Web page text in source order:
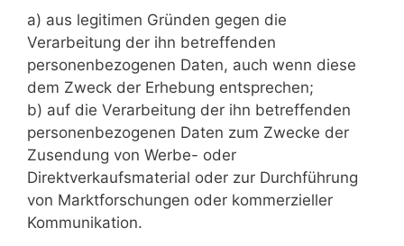
a) aus legitimen Gründen gegen die
Verarbeitung der ihn betreffenden
personenbezogenen Daten, auch wenn diese
dem Zweck der Erhebung entsprechen;
b) auf die Verarbeitung der ihn betreffenden
personenbezogenen Daten zum Zwecke der
Zusendung von Werbe- oder
Direktverkaufsmaterial oder zur Durchführung
von Marktforschungen oder kommerzieller
Kommunikation.